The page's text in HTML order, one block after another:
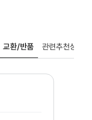
교환/반품 관련추천상품